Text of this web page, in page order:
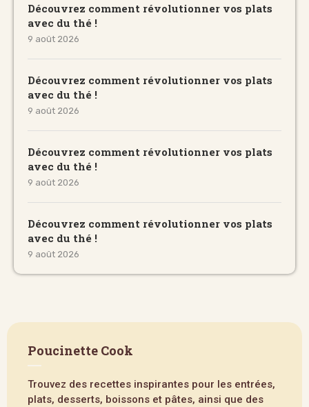
Découvrez comment révolutionner vos plats
avec du thé !
9 août 2026
Découvrez comment révolutionner vos plats
avec du thé !
9 août 2026
Découvrez comment révolutionner vos plats
avec du thé !
9 août 2026
Découvrez comment révolutionner vos plats
avec du thé !
9 août 2026
Poucinette Cook
Trouvez des recettes inspirantes pour les entrées,
plats, desserts, boissons et pâtes, ainsi que des